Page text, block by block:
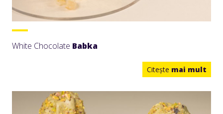
White Chocolate Babka
Citeşte mai mult